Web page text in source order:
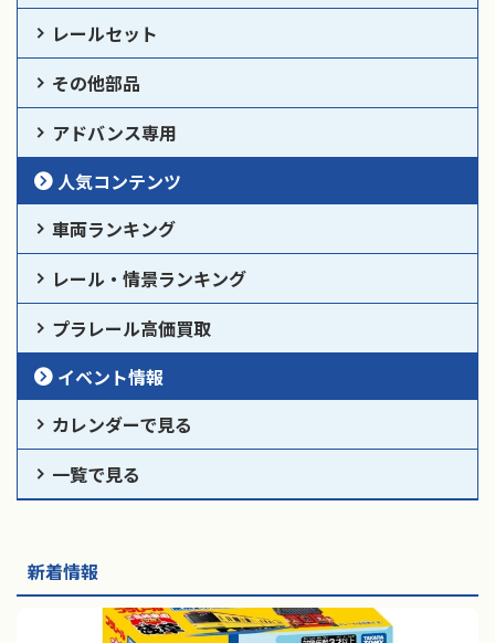
レールセット
その他部品
アドバンス専用
人気コンテンツ
車両ランキング
レール・情景ランキング
プラレール高価買取
イベント情報
カレンダーで見る
一覧で見る
新着情報